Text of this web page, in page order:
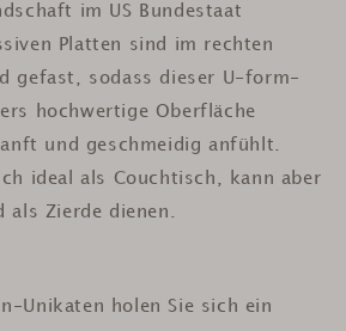
im US Bundestaat
Platten sind im rechten
gefast, sodass dieser U-form-
hochwertige Oberfläche
und geschmeidig anfühlt.
ideal als Couchtisch, kann aber
als Zierde dienen.
Unikaten holen Sie sich ein